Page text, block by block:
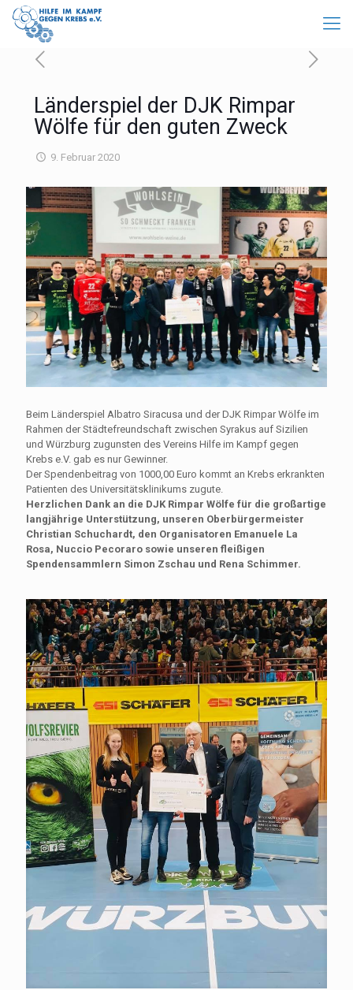
Länderspiel der DJK Rimpar
Wölfe für den guten Zweck
9. Februar 2020
Beim Länderspiel Albatro Siracusa und der DJK Rimpar Wölfe im
Rahmen der Städtefreundschaft zwischen Syrakus auf Sizilien
und Würzburg zugunsten des Vereins Hilfe im Kampf gegen
Krebs e.V. gab es nur Gewinner.
Der Spendenbeitrag von 1000,00 Euro kommt an Krebs erkrankten
Patienten des Universitätsklinikums zugute.
Herzlichen Dank an die DJK Rimpar Wölfe für die großartige
langjährige Unterstützung, unseren Oberbürgermeister
Christian Schuchardt, den Organisatoren Emanuele La
Rosa, Nuccio Pecoraro sowie unseren fleißigen
Spendensammlern Simon Zschau und Rena Schimmer.